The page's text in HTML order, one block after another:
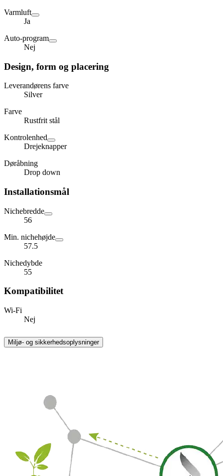
Varmluft
Ja
Auto-program
Nej
Design, form og placering
Leverandørens farve
Silver
Farve
Rustfrit stål
Kontrolenhed
Drejeknapper
Døråbning
Drop down
Installationsmål
Nichebredde
56
Min. nichehøjde
57.5
Nichedybde
55
Kompatibilitet
Wi-Fi
Nej
Miljø- og sikkerhedsoplysninger